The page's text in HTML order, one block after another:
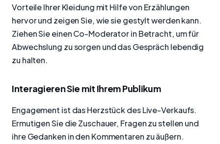
Vorteile Ihrer Kleidung mit Hilfe von Erzählungen
hervor und zeigen Sie, wie sie gestylt werden kann.
Ziehen Sie einen Co-Moderator in Betracht, um für
Abwechslung zu sorgen und das Gespräch lebendig
zu halten.
Interagieren Sie mit Ihrem Publikum
Engagement ist das Herzstück des Live-Verkaufs.
Ermutigen Sie die Zuschauer, Fragen zu stellen und
ihre Gedanken in den Kommentaren zu äußern.